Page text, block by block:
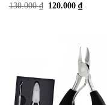
130.000₫ 120.000 ₫